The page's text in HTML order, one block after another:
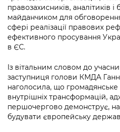
Підприємства, установи,
Kyiv International Relations
Річні звіти
Гендерна політика
Безбар'єрність
Київська міська
Портал Захисників та
Безбар'єрність
Міський застосунок
Важливе під час
Уряд» – місцевий рівень»
Важливе під час
Про відкриті дані
Портал даних Києва
Публічні дашборди
правозахисників, аналітиків
майданчиком для
сфері реалізації правових
ефективного просування
в ЄС.
Із вітальним словом до
заступниця голови КМДА
наголосила, що
внутрішніх трансформацій,
першочергово демонструє,
будувати європейську